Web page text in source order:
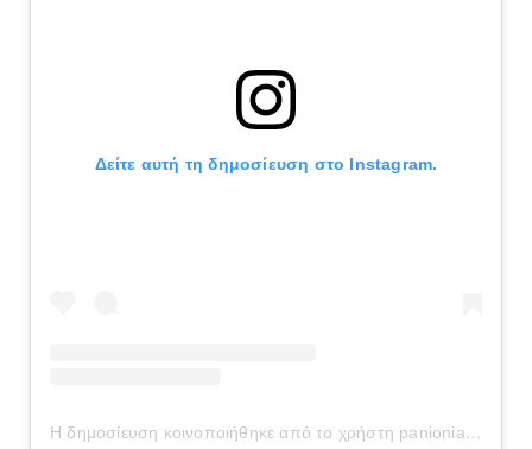
Δείτε αυτή τη δημοσίευση στο Instagram.
Η δημοσίευση κοινοποιήθηκε από το χρήστη panionianea.gr (@panionianea.gr)